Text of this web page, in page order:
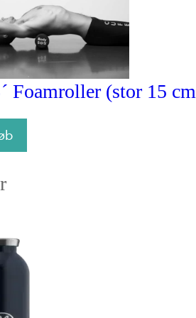
Foamroller (stor 15